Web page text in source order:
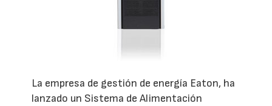
La empresa de gestión de energía Eaton, ha
lanzado un Sistema de Alimentación